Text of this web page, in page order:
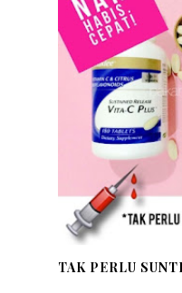
TAK PERLU